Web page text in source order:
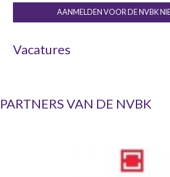
AANMELDEN VOOR DE NVBK
Vacatures
PARTNERS VAN DE NVBK